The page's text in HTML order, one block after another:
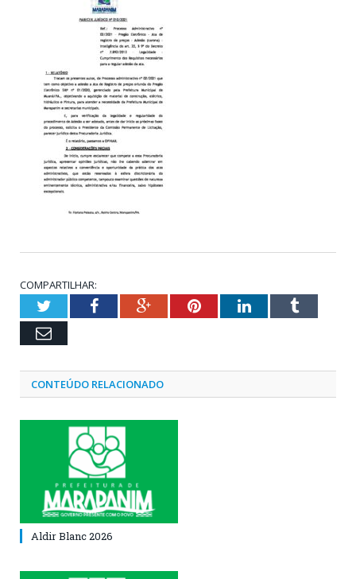
COMPARTILHAR:
TwitterFacebookGoogle+PinterestLinkedInTumblr
Email
CONTEÚDO RELACIONADO
Aldir Blanc 2026